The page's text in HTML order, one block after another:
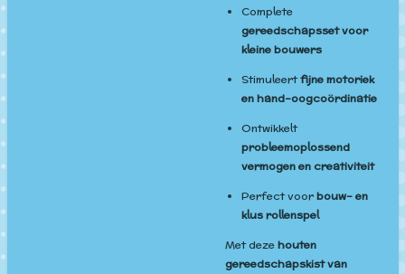
Complete
gereedschapsset voor
kleine bouwers
Stimuleertfijne motoriek
en hand-oogcoördinatie
Ontwikkelt
probleemoplossend
vermogen en creativiteit
Perfect voorbouw- en
klus rollenspel
Met dezehouten
gereedschapskist van